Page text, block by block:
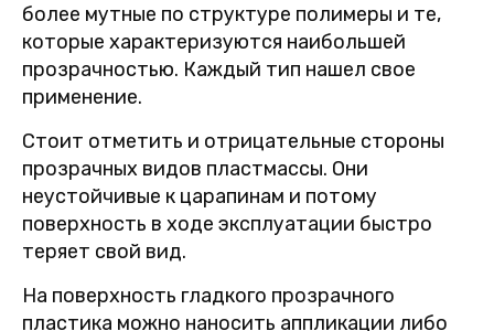
более мутные по структуре полимеры и те,
которые характеризуются наибольшей
прозрачностью. Каждый тип нашел свое
применение.
Стоит отметить и отрицательные стороны
прозрачных видов пластмассы. Они
неустойчивые к царапинам и потому
поверхность в ходе эксплуатации быстро
теряет свой вид.
На поверхность гладкого прозрачного
пластика можно наносить аппликации либо